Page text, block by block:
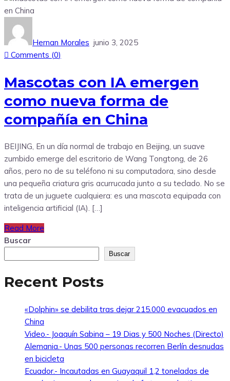
Hernan Morales junio 3, 2025
Comments (0)
Mascotas con IA emergen
como nueva forma de
compañía en China
BEIJING, En un día normal de trabajo en Beijing, un suave
zumbido emerge del escritorio de Wang Tongtong, de 26
años, pero no de su teléfono ni su computadora, sino desde
una pequeña criatura gris acurrucada junto a su teclado. No se
trata de un juguete cualquiera: es una mascota equipada con
inteligencia artificial (IA). […]
Read More
Buscar
Buscar
Recent Posts
«Dolphin» se debilita tras dejar 215.000 evacuados en
China
Video.- Joaquín Sabina – 19 Dias y 500 Noches (Directo)
Alemania.- Unas 500 personas recorren Berlín desnudas
en bicicleta
Ecuador.- Incautadas en Guayaquil 1,2 toneladas de